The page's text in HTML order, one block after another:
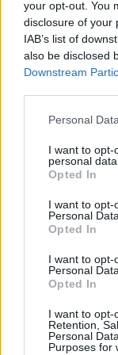
your opt-out. You
disclosure of your
IAB’s list of
also be disclosed
Downstream
Please note that
not limited to
grant or deny
use your data for
consent section.
Personal
I want to opt-
personal data.
Opted In
I want to opt-
Personal Data.
Opted In
I want to opt-
Personal
Opted In
I want to opt-
Retention,
Personal
Purposes for
har vært på
I dag er det
på
dag. Jeg har
kveld, og
Jeg kjenner
være ærlig når
laget. Slik at
hvis jeg føler
Hilsen Thomas